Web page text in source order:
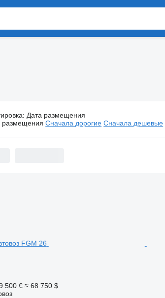
Полуприцепы FGM
: Дата размещения
размещения Сначала дорогие Сначала дешевые
500 € ≈ 68 750 $